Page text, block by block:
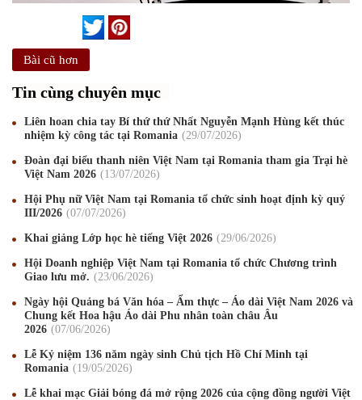
Bài cũ hơn
Tin cùng chuyên mục
Liên hoan chia tay Bí thứ thứ Nhất Nguyễn Mạnh Hùng kết thúc
nhiệm kỳ công tác tại Romania
29/07/2026
Đoàn đại biểu thanh niên Việt Nam tại Romania tham gia Trại hè
Việt Nam 2026
13/07/2026
Hội Phụ nữ Việt Nam tại Romania tổ chức sinh hoạt định kỳ quý
III/2026
07/07/2026
Khai giảng Lớp học hè tiếng Việt 2026 29/06/2026
Hội Doanh nghiệp Việt Nam tại Romania tổ chức Chương trình
Giao lưu mở.
23/06/2026
Ngày hội Quảng bá Văn hóa – Ẩm thực – Áo dài Việt Nam 2026 và
Chung kết Hoa hậu Áo dài Phu nhân toàn châu Âu
2026
07/06/2026
Lễ Kỷ niệm 136 năm ngày sinh Chủ tịch Hồ Chí Minh tại
Romania
19/05/2026
Lễ khai mạc Giải bóng đá mở rộng 2026 của cộng đồng người Việt
Chúc mừng Giáng sinh và Năm mới 2020